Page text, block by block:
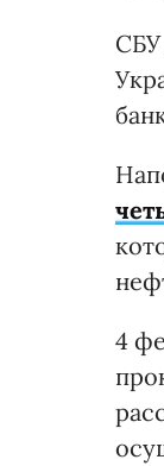
СБУ
4